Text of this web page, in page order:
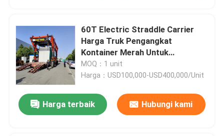
60T Electric Straddle Carrier
Harga Truk Pengangkat
Kontainer Merah Untuk
Penanganan Material
MOQ：1 unit
Harga：USD100,000-USD400,000/Unit
Harga terbaik Hubungi kami